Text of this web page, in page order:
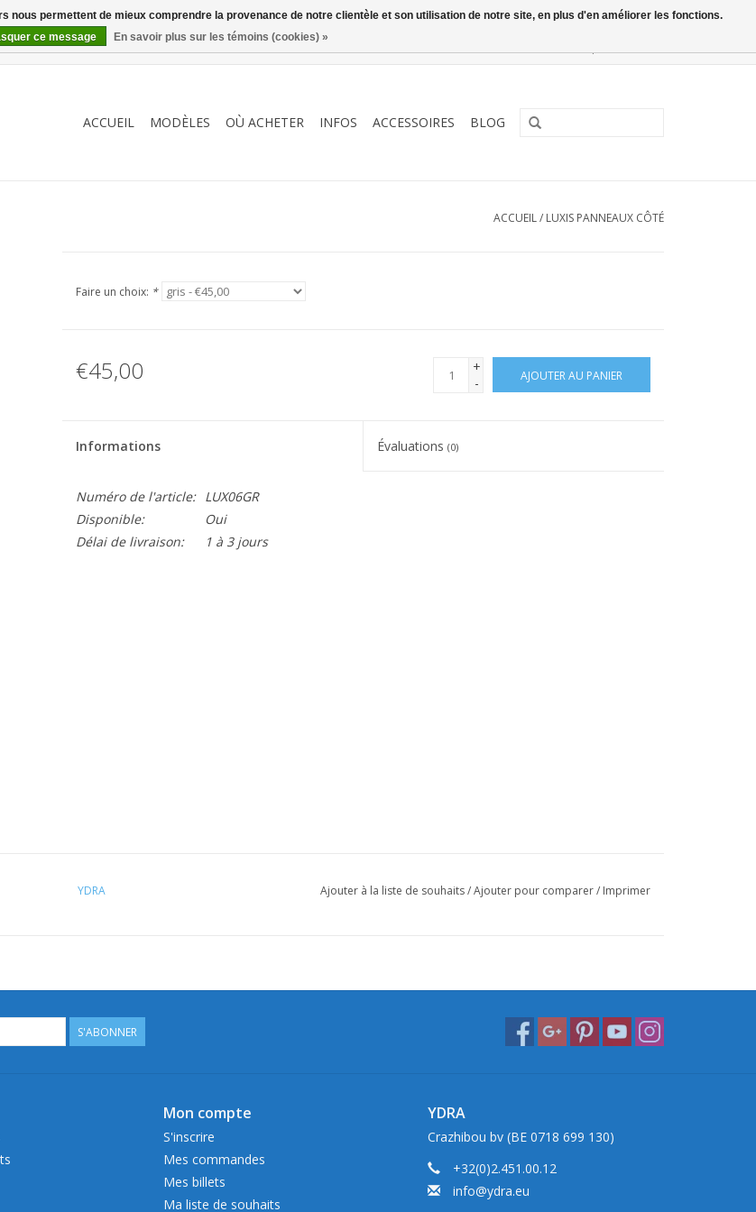
ACCUEIL MODÈLES OÙ ACHETER INFOS ACCESSOIRES BLOG
ACCUEIL/ LUXIS PANNEAUX CÔTÉ
Faire un choix: *
€45,00
+
-
AJOUTER AU PANIER
Informations Évaluations(0)
Numéro de l'article:
LUX06GR
Disponible:
Oui
Délai de livraison:
1 à 3 jours
YDRA Ajouter à la liste de souhaits/Ajouter pour comparer/ Imprimer
S'ABONNER
Mon compte
S'inscrire
Mes commandes
Mes billets
Ma liste de souhaits
YDRA
Crazhibou bv (BE 0718 699 130)
+32(0)2.451.00.12
info@ydra.eu
permettent de mieux comprendre la provenance de notre clientèle et son utilisation de notre site, en plus d'en améliorer les fonctions.
ce message
En savoir plus sur les témoins (cookies) »